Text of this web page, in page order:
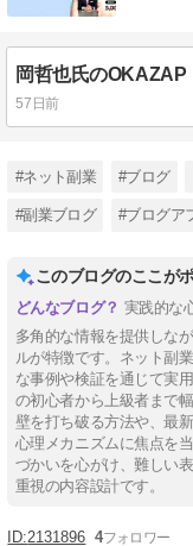
57日前
#ネット副業 #ブログ
#副業ブログ #ブログア
このブログのここが
実践的な
多角的な情報を提供しな
ルが特徴です。ネット副
な事例や検証を通じて実
の初心者から上級者まで
壁を打ち破る方法や、最
心理メカニズムに焦点を
づかいを心がけ、難しい
重視の内容設計です。
2131896 4